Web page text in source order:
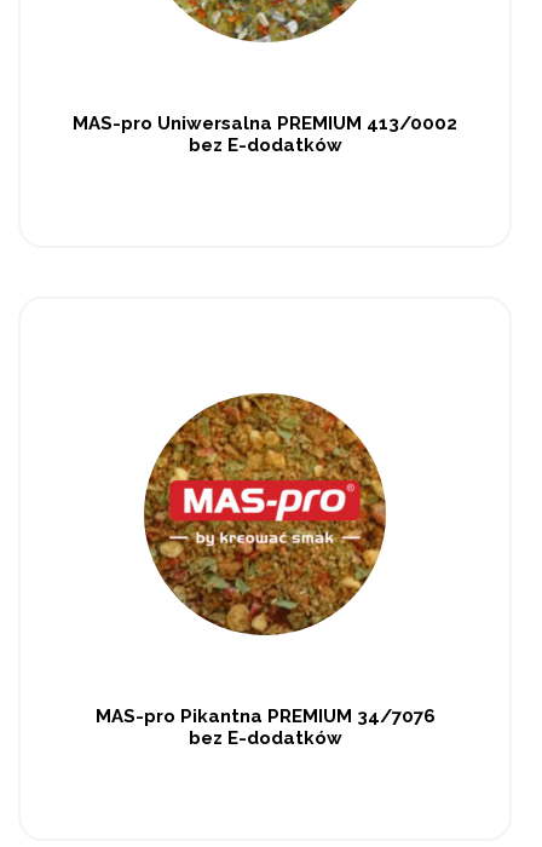
MAS-pro Uniwersalna PREMIUM 413/0002
bez E-dodatków
MAS-pro Pikantna PREMIUM 34/7076
bez E-dodatków